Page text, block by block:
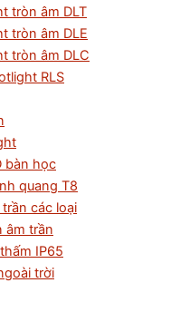
tròn âm DLT
tròn âm DLE
tròn âm DLC
RLS
bàn học
quang T8
các loại
âm trần
IP65
trời